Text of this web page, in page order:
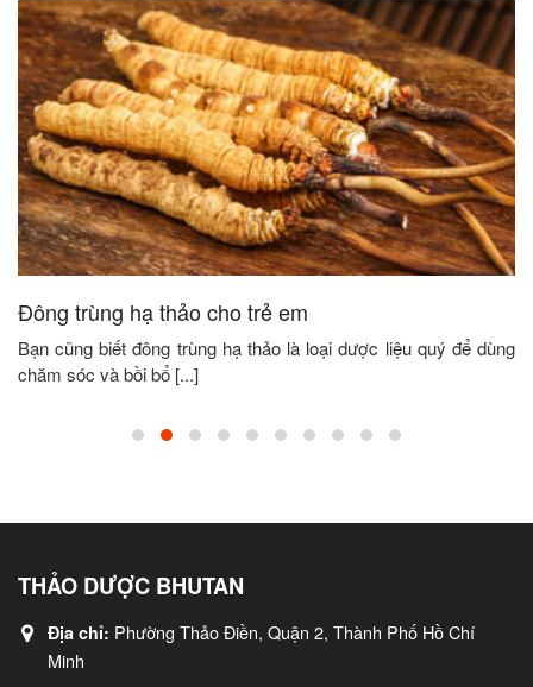
Đông trùng hạ thảo cho trẻ em
Bạn cũng biết đông trùng hạ thảo là loại dược liệu quý để dùng
chăm sóc và bồi bổ [...]
THẢO DƯỢC BHUTAN
Địa chỉ: Phường Thảo Điền, Quận 2, Thành Phố Hồ Chí
Minh